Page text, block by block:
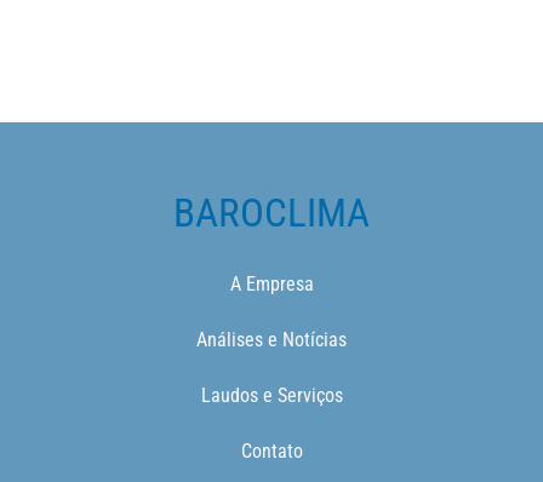
BAROCLIMA
A Empresa
Análises e Notícias
Laudos e Serviços
Contato